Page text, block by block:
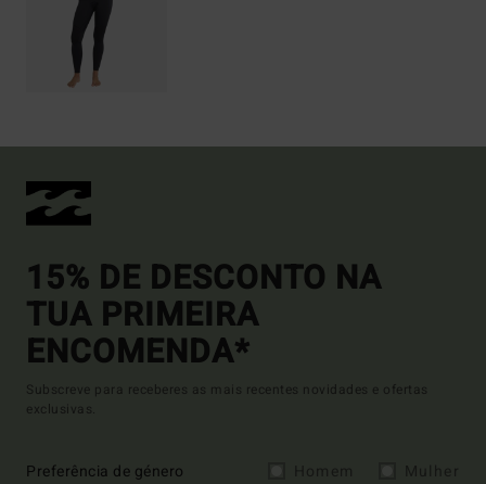
15% DE DESCONTO NA
TUA PRIMEIRA
ENCOMENDA*
Subscreve para receberes as mais recentes novidades e ofertas
exclusivas.
Preferência de género